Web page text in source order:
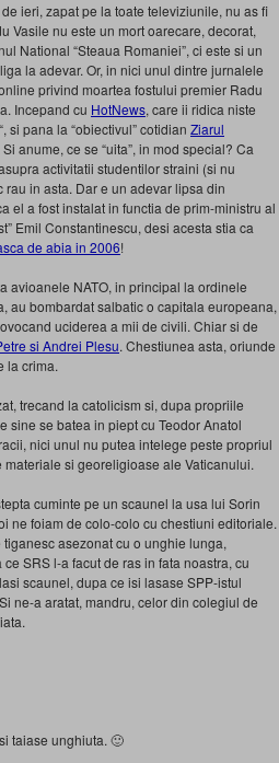
ieri, zapat pe la toate televiziunile, nu as fi
Vasile nu este un mort oarecare, decorat,
National “Steaua Romaniei”, ci este si un
la adevar. Or, in nici unul dintre jurnalele
privind moartea fostului premier Radu
Incepand cu HotNews, care ii ridica niste
“, si pana la “obiectivul” cotidian Ziarul
Si anume, ce se “uita”, in mod special? Ca
activitatii studentilor straini (si nu
in asta. Dar e un adevar lipsa din
el a fost instalat in functia de prim-ministru al
Emil Constantinescu, desi acesta stia ca
de abia in 2006!
avioanele NATO, in principal la ordinele
au bombardat salbatic o capitala europeana,
uciderea a mii de civili. Chiar si de
si Andrei Plesu. Chestiunea asta, oriunde
la crima.
trecand la catolicism si, dupa propriile
sine se batea in piept cu Teodor Anatol
nici unul nu putea intelege peste propriul
si georeligioase ale Vaticanului.
cuminte pe un scaunel la usa lui Sorin
ne foiam de colo-colo cu chestiuni editoriale.
asezonat cu o unghie lunga,
SRS l-a facut de ras in fata noastra, cu
scaunel, dupa ce isi lasase SPP-istul
ne-a aratat, mandru, celor din colegiul de
taiase unghiuta. 🙂